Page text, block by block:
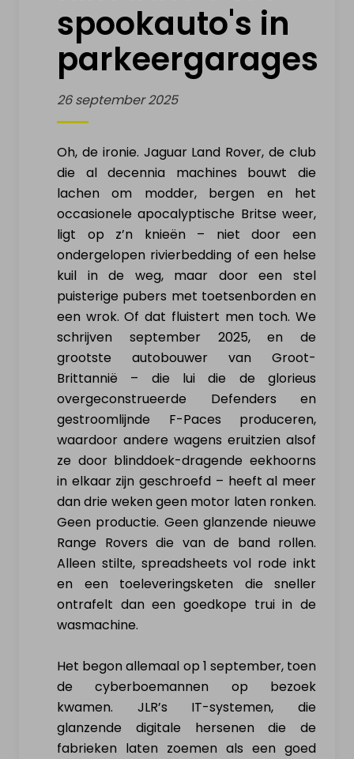
VERKOOP ELEKTRISCH
VOERTUIG
Mijn elektrische wagen
Mijn elektrische moto
Mijn elektrische fiets
Mijn elektrische step
Mijn Drone & batterijen
INFO & ACTUALITEIT
Hoe werkt het?
Nieuws & actualiteit
Diensten
Contact
MIJN PROFIEL
Inloggen
Verkoop elektrisch voertuig
spookauto's in
parkeergarages
26 september 2025
Oh, de ironie. Jaguar Land Rover, de club
die al decennia machines bouwt die
lachen om modder, bergen en het
occasionele apocalyptische Britse weer,
ligt op z’n knieën – niet door een
ondergelopen rivierbedding of een helse
kuil in de weg, maar door een stel
puisterige pubers met toetsenborden en
een wrok. Of dat fluistert men toch. We
schrijven september 2025, en de
grootste autobouwer van Groot-
Brittannië – die lui die de glorieus
overgeconstrueerde Defenders en
gestroomlijnde F-Paces produceren,
waardoor andere wagens eruitzien alsof
ze door blinddoek-dragende eekhoorns
in elkaar zijn geschroefd – heeft al meer
dan drie weken geen motor laten ronken.
Geen productie. Geen glanzende nieuwe
Range Rovers die van de band rollen.
Alleen stilte, spreadsheets vol rode inkt
en een toeleveringsketen die sneller
ontrafelt dan een goedkope trui in de
wasmachine.
Het begon allemaal op 1 september, toen
de cyberboemannen op bezoek
kwamen. JLR’s IT-systemen, die
glanzende digitale hersenen die de
fabrieken laten zoemen als een goed